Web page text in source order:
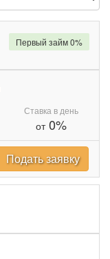
Ставка в день
от0%
Первый займ 0%
Подать заявку